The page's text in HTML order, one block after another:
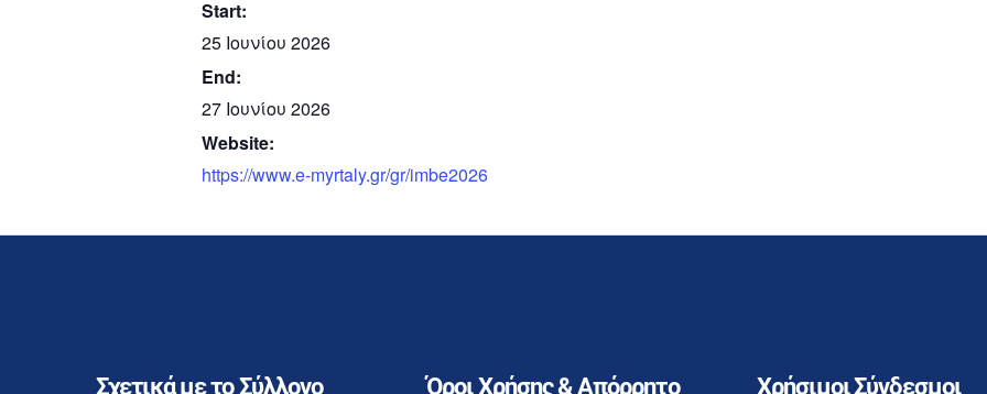
Start:
25 Ιουνίου 2026
End:
27 Ιουνίου 2026
Website:
https://www.e-myrtaly.gr/gr/imbe2026
Σχετικά με το Σύλλογο Όροι Χρήσης & Απόρρητο Χρήσιμοι Σύνδεσμοι